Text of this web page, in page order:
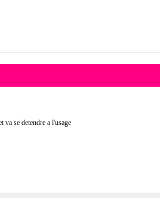
va se detendre a l'usage